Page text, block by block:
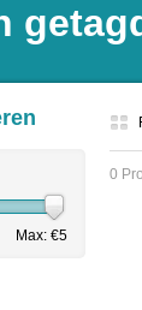
0
Max: €5